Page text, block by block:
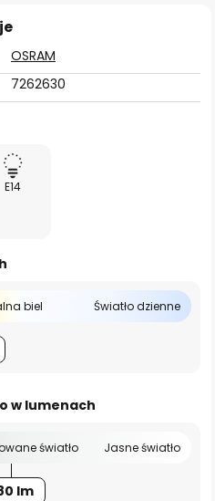
OSRAM
7262630
E14
biel Światło dzienne
w lumenach
światło Jasne światło
lm